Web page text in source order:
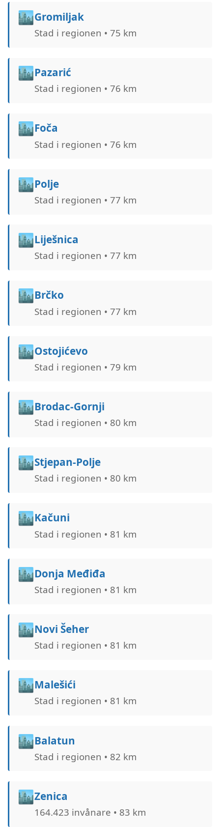
🏙️Gromiljak
Stad i regionen • 75 km
🏙️Pazarić
Stad i regionen • 76 km
🏙️Foča
Stad i regionen • 76 km
🏙️Polje
Stad i regionen • 77 km
🏙️Liješnica
Stad i regionen • 77 km
🏙️Brčko
Stad i regionen • 77 km
🏙️Ostojićevo
Stad i regionen • 79 km
🏙️Brodac-Gornji
Stad i regionen • 80 km
🏙️Stjepan-Polje
Stad i regionen • 80 km
🏙️Kačuni
Stad i regionen • 81 km
🏙️Donja Međiđa
Stad i regionen • 81 km
🏙️Novi Šeher
Stad i regionen • 81 km
🏙️Malešići
Stad i regionen • 81 km
🏙️Balatun
Stad i regionen • 82 km
🏙️Zenica
164.423 invånare • 83 km